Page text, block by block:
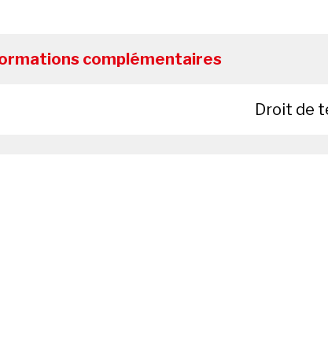
complémentaires
Droit de